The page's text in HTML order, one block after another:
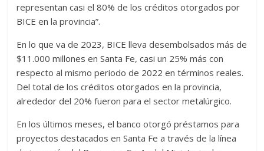
representan casi el 80% de los créditos otorgados por
BICE en la provincia”.
En lo que va de 2023, BICE lleva desembolsados más de
$11.000 millones en Santa Fe, casi un 25% más con
respecto al mismo periodo de 2022 en términos reales.
Del total de los créditos otorgados en la provincia,
alrededor del 20% fueron para el sector metalúrgico.
En los últimos meses, el banco otorgó préstamos para
proyectos destacados en Santa Fe a través de la línea